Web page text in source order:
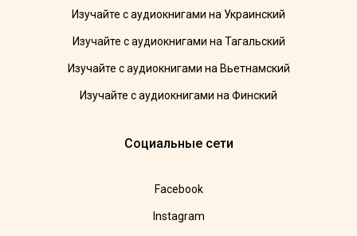
Изучайте с аудиокнигами на Украинский
Изучайте с аудиокнигами на Тагальский
Изучайте с аудиокнигами на Вьетнамский
Изучайте с аудиокнигами на Финский
Социальные сети
Facebook
Instagram